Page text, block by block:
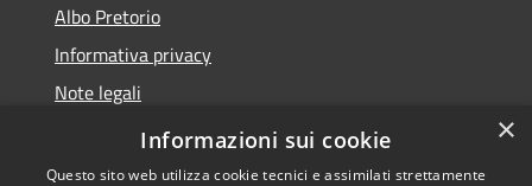
Albo Pretorio
Informativa privacy
Note legali
Dichiarazione di accessibilità
×
Informazioni sui cookie
Questo sito web utilizza cookie tecnici e assimilati strettamente